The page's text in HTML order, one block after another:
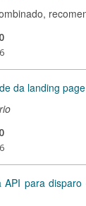
da landing page
API para